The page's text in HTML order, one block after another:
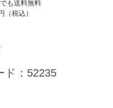
も送料無料
税込）
ド：52235